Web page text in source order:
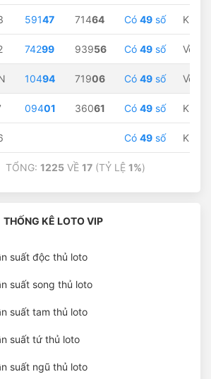
59147 71464 Có 49 số
74299 93956 Có 49 số Về
10494 71906 Có 49 số Về
09401 36061 Có 49 số
Có 49 số
TỔNG: 1225 VỀ 17 (TỶ LỆ 1%)
THỐNG KÊ LOTO VIP
suất độc thủ loto
suất song thủ loto
suất tam thủ loto
suất tứ thủ loto
suất ngũ thủ loto